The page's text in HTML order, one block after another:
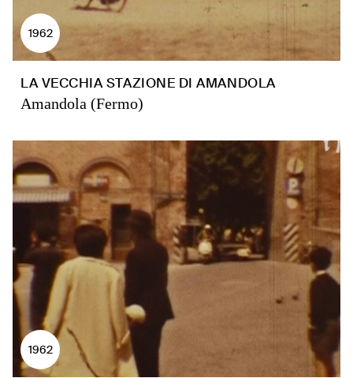
1962
LA VECCHIA STAZIONE DI AMANDOLA
Amandola (Fermo)
1962